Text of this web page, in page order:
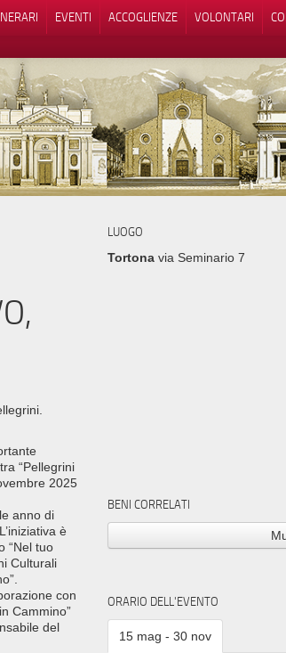
EVENTI ACCOGLIENZE VOLONTARI
“Pellegrini
2025
anno di
è
“Nel tuo
Culturali
con
Cammino”
del
LUOGO
Tortonavia Seminario 7
BENI CORRELATI
ORARIO DELL'EVENTO
15 mag - 30 nov
Le tue preferenze relative alla